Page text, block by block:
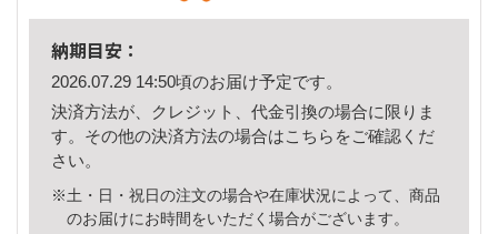
納期目安：
2026.07.29 14:50頃のお届け予定です。
決済方法が、クレジット、代金引換の場合に限りま
す。その他の決済方法の場合はこちら をご確認くだ
さい。
※土・日・祝日の注文の場合や在庫状況によって、商品
のお届けにお時間をいただく場合がございます。